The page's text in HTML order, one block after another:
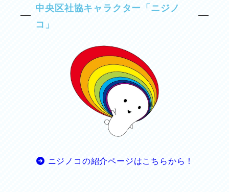
中央区社協キャラクター「ニジノ
コ」
ニジノコの紹介ページはこちらから！